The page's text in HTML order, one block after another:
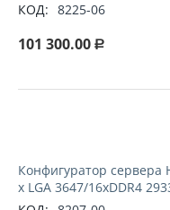
КОД: 8225-06
101 300.00 Р
Конфигуратор сервера
x LGA 3647/16хDDR4